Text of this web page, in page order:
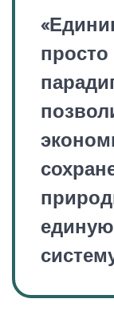
просто